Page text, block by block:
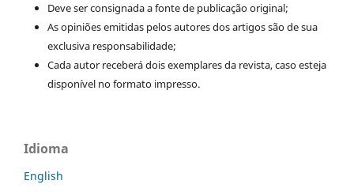
Deve ser consignada a fonte de publicação original;
As opiniões emitidas pelos autores dos artigos são de sua
exclusiva responsabilidade;
Cada autor receberá dois exemplares da revista, caso esteja
disponível no formato impresso.
Idioma
English